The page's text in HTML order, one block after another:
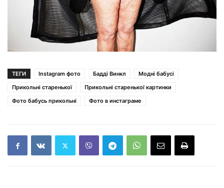
ТЕГИ Instagram фото Бадді Винкл
Модні бабусі
Прикольні старенької
Прикольні старенької картинки
Фото бабусь прикольні
Фото в инстаграме